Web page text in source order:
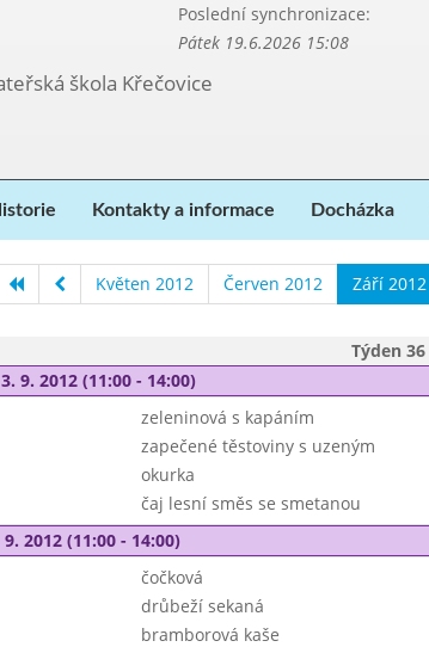
Poslední synchronizace:
Pátek 19.6.2026 15:08
škola Křečovice
Kontakty a informace Docházka
Květen 2012 Červen 2012 Září 2012
Týden 36
9. 2012 (11:00 - 14:00)
zeleninová s kapáním
zapečené těstoviny s uzeným
okurka
čaj lesní směs se smetanou
2012 (11:00 - 14:00)
čočková
drůbeží sekaná
bramborová kaše